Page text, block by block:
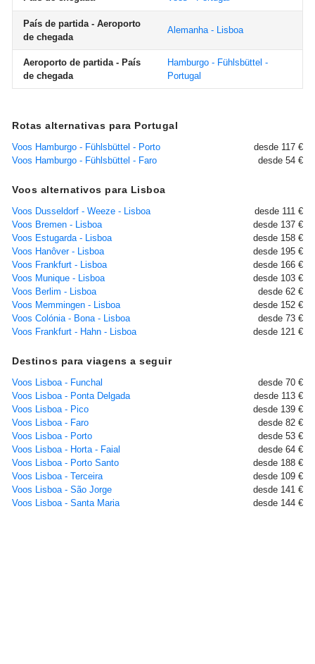
País de partida - Aeroporto
de chegada
Alemanha - Lisboa
Aeroporto de partida - País
de chegada
Hamburgo - Fühlsbüttel -
Portugal
Rotas alternativas para Portugal
Voos Hamburgo - Fühlsbüttel - Porto
desde 117 €
Voos Hamburgo - Fühlsbüttel - Faro
desde 54 €
Voos alternativos para Lisboa
Voos Dusseldorf - Weeze - Lisboa
desde 111 €
Voos Bremen - Lisboa
desde 137 €
Voos Estugarda - Lisboa
desde 158 €
Voos Hanôver - Lisboa
desde 195 €
Voos Frankfurt - Lisboa
desde 166 €
Voos Munique - Lisboa
desde 103 €
Voos Berlim - Lisboa
desde 62 €
Voos Memmingen - Lisboa
desde 152 €
Voos Colónia - Bona - Lisboa
desde 73 €
Voos Frankfurt - Hahn - Lisboa
desde 121 €
Destinos para viagens a seguir
Voos Lisboa - Funchal
desde 70 €
Voos Lisboa - Ponta Delgada
desde 113 €
Voos Lisboa - Pico
desde 139 €
Voos Lisboa - Faro
desde 82 €
Voos Lisboa - Porto
desde 53 €
Voos Lisboa - Horta - Faial
desde 64 €
Voos Lisboa - Porto Santo
desde 188 €
Voos Lisboa - Terceira
desde 109 €
Voos Lisboa - São Jorge
desde 141 €
Voos Lisboa - Santa Maria
desde 144 €